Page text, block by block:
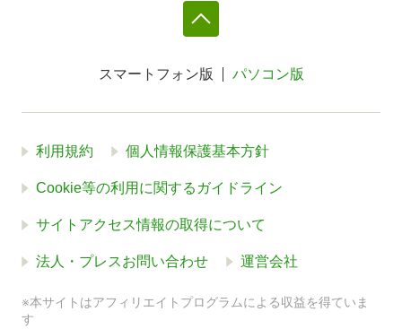
スマートフォン版 パソコン版
利用規約 個人情報保護基本方針
Cookie等の利用に関するガイドライン
サイトアクセス情報の取得について
法人・プレスお問い合わせ 運営会社
※本サイトはアフィリエイトプログラムによる収益を得ていま
す